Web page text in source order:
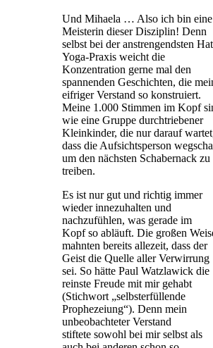
Und Mihaela … Also ich bin eine
Meisterin dieser Disziplin! Denn
selbst bei der anstrengendsten
Yoga-Praxis weicht die
Konzentration gerne mal den
spannenden Geschichten, die
eifriger Verstand so konstruiert.
Meine 1.000 Stimmen im Kopf
wie eine Gruppe durchtriebener
Kleinkinder, die nur darauf
dass die Aufsichtsperson
um den nächsten Schabernack zu
treiben.
Es ist nur gut und richtig immer
wieder innezuhalten und
nachzufühlen, was gerade im
Kopf so abläuft. Die großen
mahnten bereits allezeit, dass der
Geist die Quelle aller Verwirrung
sei. So hätte Paul Watzlawick die
reinste Freude mit mir gehabt
(Stichwort „selbsterfüllende
Prophezeiung“). Denn mein
unbeobachteter Verstand
stiftete sowohl bei mir selbst als